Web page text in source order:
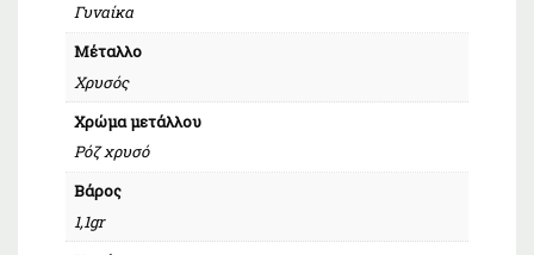
Γυναίκα
Μέταλλο
Χρυσός
Χρώμα μετάλλου
Ρόζ χρυσό
Βάρος
1,1gr